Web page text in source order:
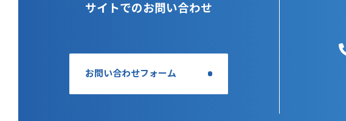
サイトでのお問い合わせ
お問い合わせフォーム